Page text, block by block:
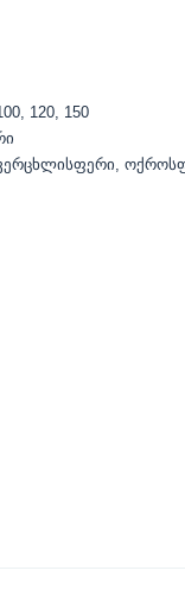
, 120, 150